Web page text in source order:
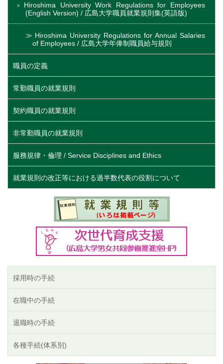
Hiroshima University Work Regulations for Employees
(English Version) / 広島大学職員就業規則集(英語版)
Hiroshima University Regulations for Annual Salaries
of Employees / 広島大学年俸制職員給与規則
職員の定義
常勤職員の就業規則
契約職員の就業規則
非常勤職員の就業規則
服務規律・倫理 / Service Disciplines and Ethics
就業規則の改正等における過半数代表の役割について
採用時の手続
在職中の手続
退職時の手続
各種手続(体系別)